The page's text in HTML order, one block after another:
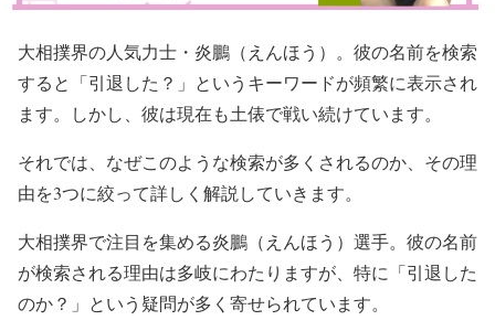
大相撲界の人気力士・炎鵬（えんほう）。彼の名前を検索
すると「引退した？」というキーワードが頻繁に表示され
ます。しかし、彼は現在も土俵で戦い続けています。
それでは、なぜこのような検索が多くされるのか、その理
由を3つに絞って詳しく解説していきます。
大相撲界で注目を集める炎鵬（えんほう）選手。彼の名前
が検索される理由は多岐にわたりますが、特に「引退した
のか？」という疑問が多く寄せられています。